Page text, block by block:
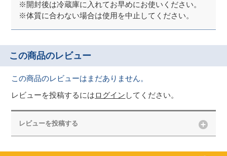
※開封後は冷蔵庫に入れてお早めにお使いください。
※体質に合わない場合は使用を中止してください。
この商品のレビュー
この商品のレビューはまだありません。
レビューを投稿するにはログイン してください。
レビューを投稿する